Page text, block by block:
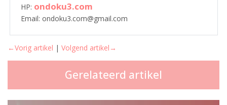
HP: ondoku3.com
Email: ondoku3.com@gmail.com
←Vorig artikel | Volgend artikel→
Gerelateerd artikel